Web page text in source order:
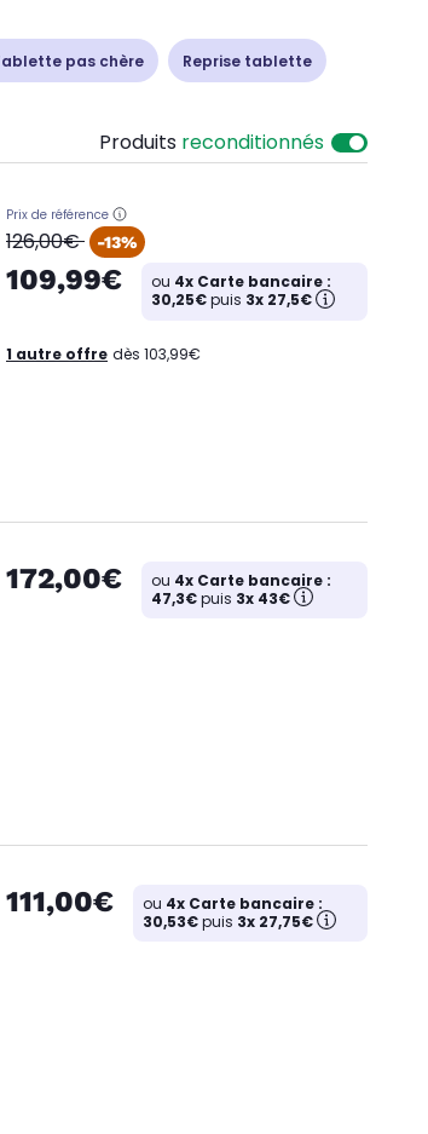
pas chère Reprise tablette
Produits reconditionnés
Prix de référence
oldPrice
126,00€ -13%
109,99€ ou 4x Carte bancaire :
30,25€puis 3x 27,5€
1 autre offre dès 103,99€
172,00€ ou 4x Carte bancaire :
47,3€puis 3x 43€
111,00€ ou 4x Carte bancaire :
30,53€puis 3x 27,75€